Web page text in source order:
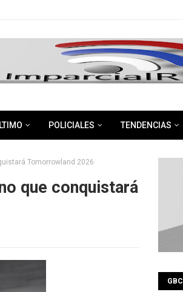
POLICIALES TENDENCIAS
Tomorrowland 2026
que conquistará
GBC